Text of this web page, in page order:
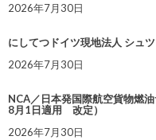
2026年7月30日
にしてつドイツ現地法人 シュ
2026年7月30日
NCA／日本発国際航空貨物燃
8月1日適用 改定）
2026年7月30日